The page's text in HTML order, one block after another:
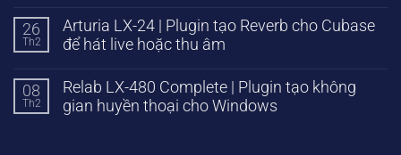
26
Th2
Arturia LX-24 | Plugin tạo Reverb cho Cubase
để hát live hoặc thu âm
08
Th2
Relab LX-480 Complete | Plugin tạo không
gian huyền thoại cho Windows